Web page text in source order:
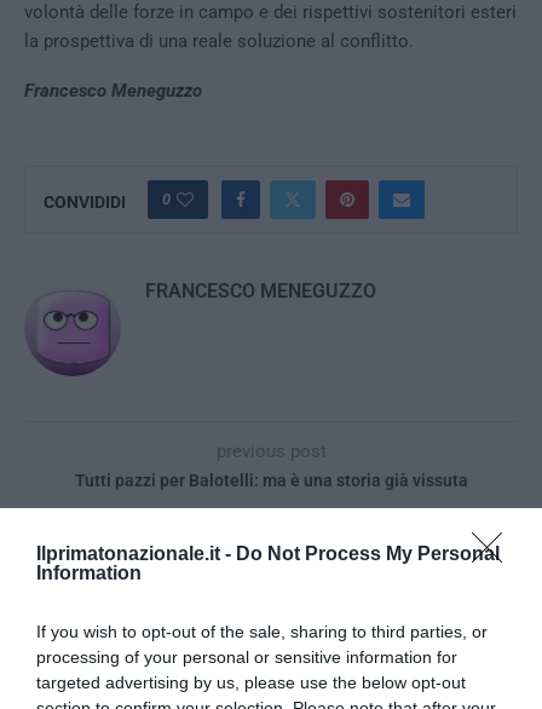
Ilprimatonazionale.it - Do Not Process My Personal
Information
If you wish to opt-out of the sale, sharing to third parties, or
processing of your personal or sensitive information for
targeted advertising by us, please use the below opt-out
volontà delle forze in campo e dei rispettivi sostenitori esteri
la prospettiva di una reale soluzione al conflitto.
Francesco Meneguzzo
CONVIDIDI 0
FRANCESCO MENEGUZZO
previous post
Tutti pazzi per Balotelli: ma è una storia già vissuta
Obama dichiara (di nuovo) guerra all’Iraq
YOU MAY ALSO LIKE